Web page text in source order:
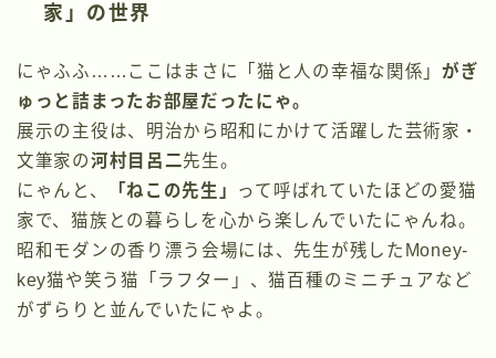
家」の世界
にゃふふ……ここはまさに「猫と人の幸福な関係」がぎ
ゅっと詰まったお部屋だったにゃ。
展示の主役は、明治から昭和にかけて活躍した芸術家・
文筆家の河村目呂二先生。
にゃんと、
「ねこの先生」 って呼ばれていたほどの愛猫
家で、猫族との暮らしを心から楽しんでいたにゃんね。
昭和モダンの香り漂う会場には、先生が残したMoney-
key猫や笑う猫「ラフター」、猫百種のミニチュアなど
がずらりと並んでいたにゃよ。